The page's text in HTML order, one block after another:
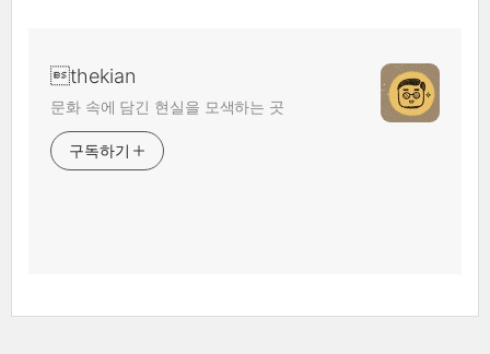
thekian
문화 속에 담긴 현실을 모색하는 곳
구독하기